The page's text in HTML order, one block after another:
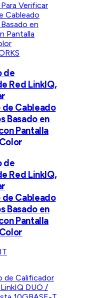
de
Red LinkIQ,
Cableado
Basado en
Pantalla
de
Red LinkIQ,
Cableado
Basado en
Pantalla